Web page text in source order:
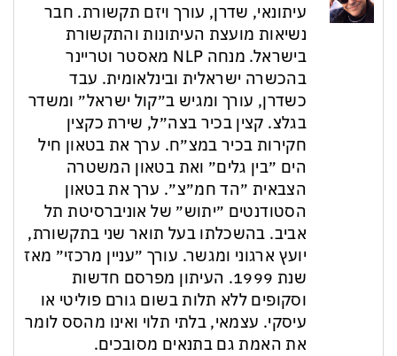
עיתונאי, שדרן, עורך ויזם תקשורת. חבר
נשיאות מועצת העיתונות והתקשורת
בישראל. מנחה NLP מאסטר וטריינר
בהכשרה ישראלית ובינלאומית. עבד
כשדרן, עורך ומגיש ב״קול ישראל״ ומשדר
בגלצ. קצין בכיר בצה״ל, שירת כקצין
חקירות בכיר במצ״ח. ערך את בטאון חיל
הים ״בין גלים״ ואת בטאון המשטרה
הצבאית ״הד חמ״צ״. ערך את בטאון
הסטודנטים ״יתוש״ של אוניברסיטת תל
אביב. בהשכלתו בעל תואר שני בתקשורת,
יועץ ארגוני ומגשר. עורך ״עניין מרכזי״ מאז
שנת 1999. העיתון מפרסם חדשות
וסקופים ללא תלות בשום גורם פוליטי או
עיסקי. עצמאי, בלתי תלוי ואינו מהסס לומר
את האמת גם בתנאים מסובכים.